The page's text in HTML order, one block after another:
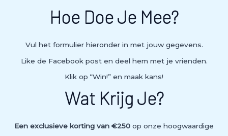
Hoe Doe Je Mee?
Vul het formulier hieronder in met jouw gegevens.
Like de Facebook post en deel hem met je vrienden.
Klik op “Win!” en maak kans!
Wat Krijg Je?
Een exclusieve korting van €250 op onze hoogwaardige